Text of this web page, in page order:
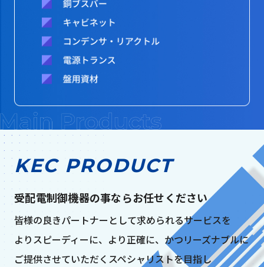
KEC PRODUCT
受配電制御機器の事ならお任せください
皆様の良きパートナーとして求められるサービスを
よりスピーディーに、より正確に、かつリーズナブルに
ご提供させていただくスペシャリストを目指し